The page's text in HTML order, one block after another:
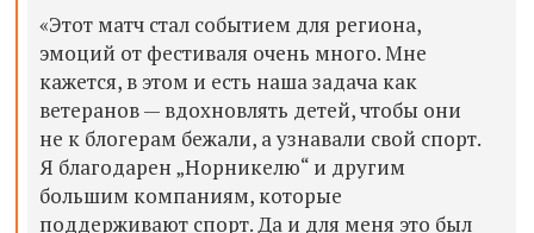
«Этот матч стал событием для региона,
эмоций от фестиваля очень много. Мне
кажется, в этом и есть наша задача как
ветеранов — вдохновлять детей, чтобы они
не к блогерам бежали, а узнавали свой спорт.
Я благодарен „Норникелю“ и другим
большим компаниям, которые
поддерживают спорт. Да и для меня это был